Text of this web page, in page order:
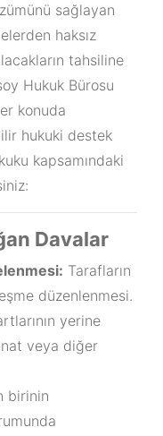
sağlayan
haksız
tahsiline
Hukuk Bürosu
konuda
hukuki destek
kapsamındaki
Davalar
Tarafların
düzenlenmesi.
yerine
veya diğer
birinin